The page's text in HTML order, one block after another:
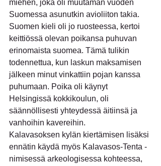
miehen, joka oli muutaman vuoden
Suomessa asunutkin avioliiton takia.
Suomen kieli oli jo ruosteessa, kertoi
keittiössä olevan poikansa puhuvan
erinomaista suomea. Tämä tulikin
todennettua, kun laskun maksamisen
jälkeen minut vinkattiin pojan kanssa
puhumaan. Poika oli käynyt
Helsingissä kokkikoulun, oli
säännöllisesti yhteydessä äitiinsä ja
vanhoihin kavereihin.
Kalavasoksen kylän kiertämisen lisäksi
ennätin käydä myös Kalavasos-Tenta -
nimisessä arkeologisessa kohteessa,